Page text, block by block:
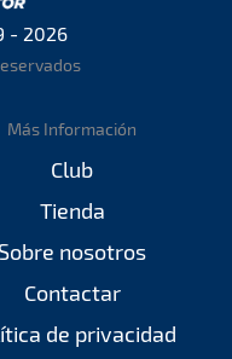
- 2026
Más Información
Club
Tienda
Sobre nosotros
Contactar
de privacidad